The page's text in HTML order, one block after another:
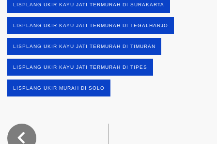
LISPLANG UKIR KAYU JATI TERMURAH DI SURAKARTA
LISPLANG UKIR KAYU JATI TERMURAH DI TEGALHARJO
LISPLANG UKIR KAYU JATI TERMURAH DI TIMURAN
LISPLANG UKIR KAYU JATI TERMURAH DI TIPES
LISPLANG UKIR MURAH DI SOLO